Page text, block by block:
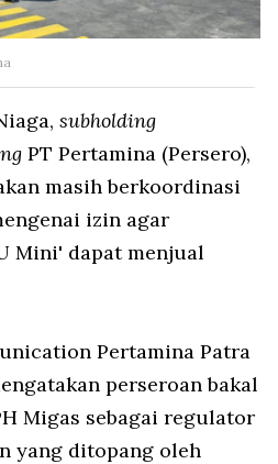
subholding
PT Pertamina (Persero),
masih berkoordinasi
izin agar
Mini' dapat menjual
Pertamina Patra
perseroan bakal
Migas sebagai regulator
yang ditopang oleh